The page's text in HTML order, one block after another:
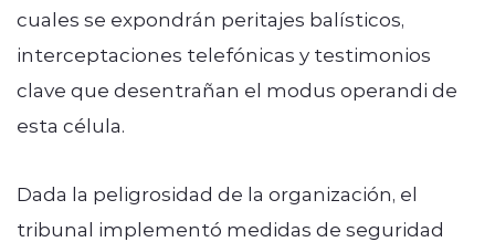
cuales se expondrán peritajes balísticos,
interceptaciones telefónicas y testimonios
clave que desentrañan el modus operandi de
esta célula.
Dada la peligrosidad de la organización, el
tribunal implementó medidas de seguridad